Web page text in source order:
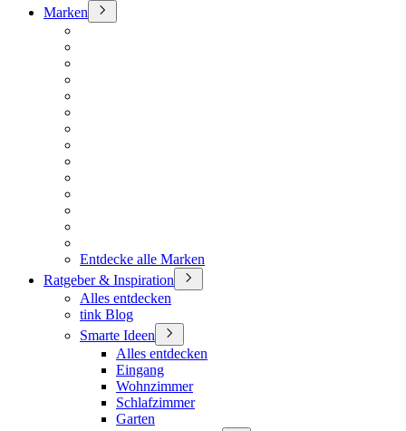
Marken
Entdecke alle Marken
Ratgeber & Inspiration
Alles entdecken
tink Blog
Smarte Ideen
Alles entdecken
Eingang
Wohnzimmer
Schlafzimmer
Garten